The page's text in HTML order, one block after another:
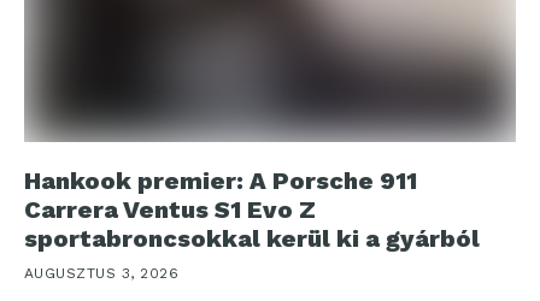
Hankook premier: A Porsche 911
Carrera Ventus S1 Evo Z
sportabroncsokkal kerül ki a gyárból
AUGUSZTUS 3, 2026